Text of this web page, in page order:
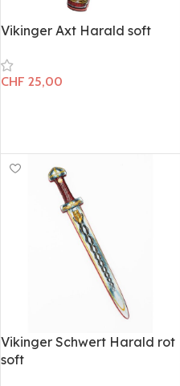
Vikinger Axt Harald soft
CHF 25,00
Vikinger Schwert Harald rot
soft